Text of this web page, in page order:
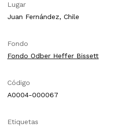
Lugar
Juan Fernández, Chile
Fondo
Fondo Odber Heffer Bissett
Código
A0004-000067
Etiquetas